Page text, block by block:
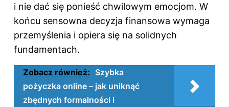
i nie dać się ponieść chwilowym emocjom. W
końcu sensowna decyzja finansowa wymaga
przemyślenia i opiera się na solidnych
fundamentach.
Zobacz również: Szybka
pożyczka online – jak uniknąć
zbędnych formalności i